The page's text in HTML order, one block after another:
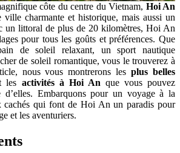
côte du centre du Vietnam, Hoi An
ville charmante et historique, mais aussi un
un littoral de plus de 20 kilomètres, Hoi An
pour tous les goûts et préférences. Que
de soleil relaxant, un sport nautique
de soleil romantique, vous le trouverez à
nous vous montrerons lesplus belles
les activités à Hoi An que vous pouvez
d’elles. Embarquons pour un voyage à la
cachés qui font de Hoi An un paradis pour
et les aventuriers.